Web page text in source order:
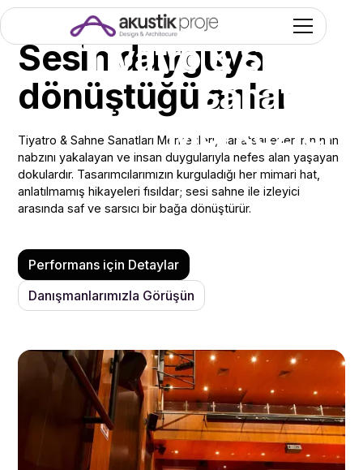
Tiyatro & Sahne
Sanatları
Merkezleri
Sesin duyguya
dönüştüğü anlar
Tiyatro & Sahne Sanatları Merkezleri, sanatsal enerjinin ham
nabzını yakalayan ve insan duygularıyla nefes alan yaşayan
dokulardır. Tasarımcılarımızın kurguladığı her mimari hat,
anlatılmamış hikayeleri fısıldar; sesi sahne ile izleyici
arasında saf ve sarsıcı bir bağa dönüştürür.
Performans için Detaylar
Danışmanlarımızla Görüşün